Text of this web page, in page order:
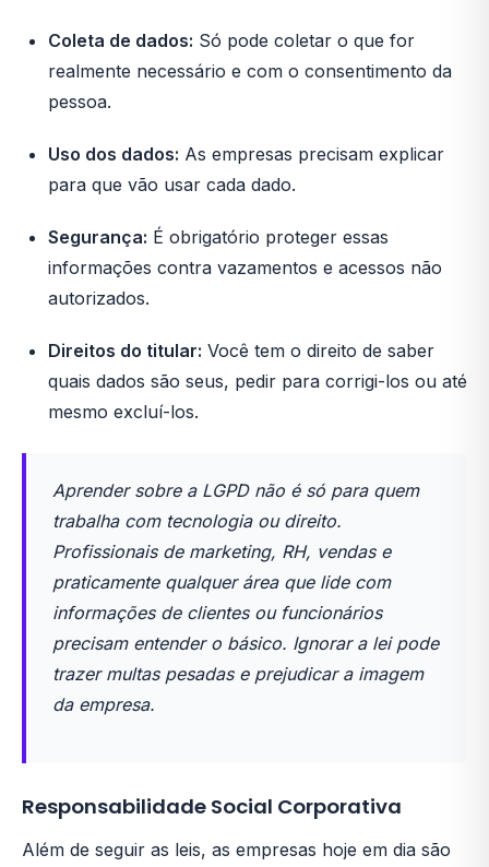
Coleta de dados: Só pode coletar o que for
realmente necessário e com o consentimento da
pessoa.
Uso dos dados: As empresas precisam explicar
para que vão usar cada dado.
Segurança: É obrigatório proteger essas
informações contra vazamentos e acessos não
autorizados.
Direitos do titular: Você tem o direito de saber
quais dados são seus, pedir para corrigi-los ou até
mesmo excluí-los.
Aprender sobre a LGPD não é só para quem
trabalha com tecnologia ou direito.
Profissionais de marketing, RH, vendas e
praticamente qualquer área que lide com
informações de clientes ou funcionários
precisam entender o básico. Ignorar a lei pode
trazer multas pesadas e prejudicar a imagem
da empresa.
Responsabilidade Social Corporativa
Além de seguir as leis, as empresas hoje em dia são